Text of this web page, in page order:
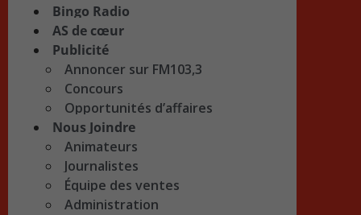
Bingo Radio
AS de cœur
Publicité
Annoncer sur FM103,3
Concours
Opportunités d’affaires
Nous Joindre
Animateurs
Journalistes
Équipe des ventes
Administration